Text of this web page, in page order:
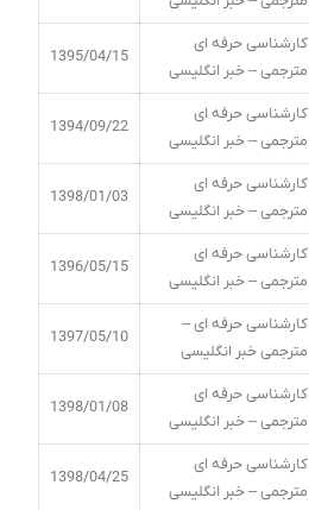
کارشناسی حرفه ای
مترجمی – خبر انگلیسی
1395/04/15
کارشناسی حرفه ای
مترجمی – خبر انگلیسی
1394/09/22
کارشناسی حرفه ای
مترجمی – خبر انگلیسی
1398/01/03
کارشناسی حرفه ای
مترجمی – خبر انگلیسی
1396/05/15
کارشناسی حرفه ای –
مترجمی خبر انگلیسی
1397/05/10
کارشناسی حرفه ای
مترجمی – خبر انگلیسی
1398/01/08
کارشناسی حرفه ای
مترجمی – خبر انگلیسی
1398/04/25